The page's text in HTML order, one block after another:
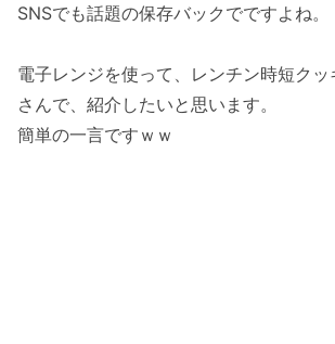
SNSでも話題の保存バックでですよね。
電子レンジを使って、レンチン時短クッ
さんで、紹介したいと思います。
簡単の一言ですｗｗ